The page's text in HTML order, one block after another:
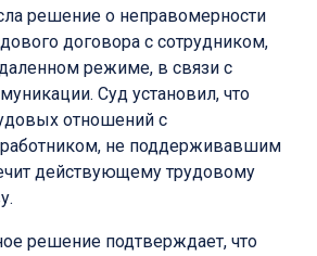
решение о неправомерности
договора с сотрудником,
режиме, в связи с
Суд установил, что
отношений с
не поддерживавшим
действующему трудовому
решение подтверждает, что